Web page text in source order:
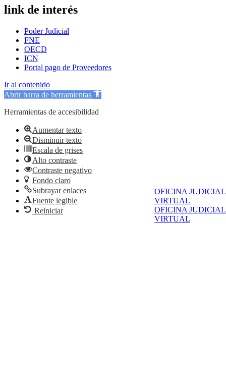
OFICINA JUDICIAL
VIRTUAL
OFICINA JUDICIAL
VIRTUAL
link de interés
Poder Judicial
FNE
OECD
ICN
Portal pago de Proveedores
Ir al contenido
Abrir barra de herramientas
Herramientas de accesibilidad
Aumentar texto
Disminuir texto
Escala de grises
Alto contraste
Contraste negativo
Fondo claro
Subrayar enlaces
Fuente legible
Reiniciar